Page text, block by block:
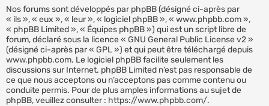
Nos forums sont développés par phpBB (désigné ci-après par
« ils », « eux », « leur », « logiciel phpBB », « www.phpbb.com »,
« phpBB Limited », « Équipes phpBB ») qui est un script libre de
forum, déclaré sous la licence « GNU General Public License v2»
(désigné ci-après par « GPL ») et qui peut être téléchargé depuis
www.phpbb.com. Le logiciel phpBB facilite seulement les
discussions sur Internet. phpBB Limited n’est pas responsable de
ce que nous acceptons ou n’acceptons pas comme contenu ou
conduite permis. Pour de plus amples informations au sujet de
phpBB, veuillez consulter : https://www.phpbb.com/.